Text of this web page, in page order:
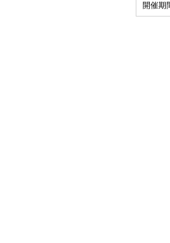
開催期